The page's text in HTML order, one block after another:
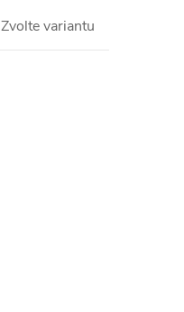
Zvolte variantu